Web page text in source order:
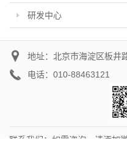
研发中心
地址：北京市海淀区板井
电话：010-88463121
联系我们：如需咨询，请添加